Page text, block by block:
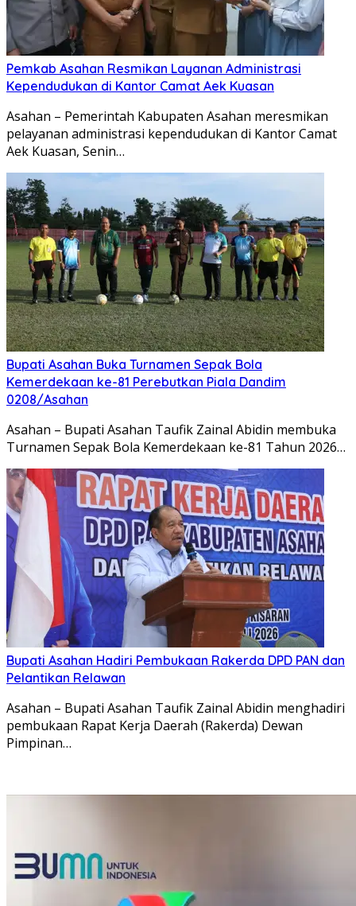
Pemkab Asahan Resmikan Layanan Administrasi
Kependudukan di Kantor Camat Aek Kuasan
Asahan – Pemerintah Kabupaten Asahan meresmikan
pelayanan administrasi kependudukan di Kantor Camat
Aek Kuasan, Senin…
Bupati Asahan Buka Turnamen Sepak Bola
Kemerdekaan ke-81 Perebutkan Piala Dandim
0208/Asahan
Asahan – Bupati Asahan Taufik Zainal Abidin membuka
Turnamen Sepak Bola Kemerdekaan ke-81 Tahun 2026…
Bupati Asahan Hadiri Pembukaan Rakerda DPD PAN dan
Pelantikan Relawan
Asahan – Bupati Asahan Taufik Zainal Abidin menghadiri
pembukaan Rapat Kerja Daerah (Rakerda) Dewan
Pimpinan…